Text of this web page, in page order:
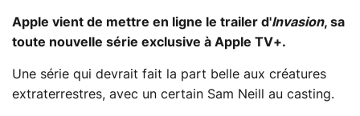
Apple vient de mettre en ligne le trailer d'Invasion, sa
toute nouvelle série exclusive à Apple TV+.
Une série qui devrait fait la part belle aux créatures
extraterrestres, avec un certain Sam Neill au casting.